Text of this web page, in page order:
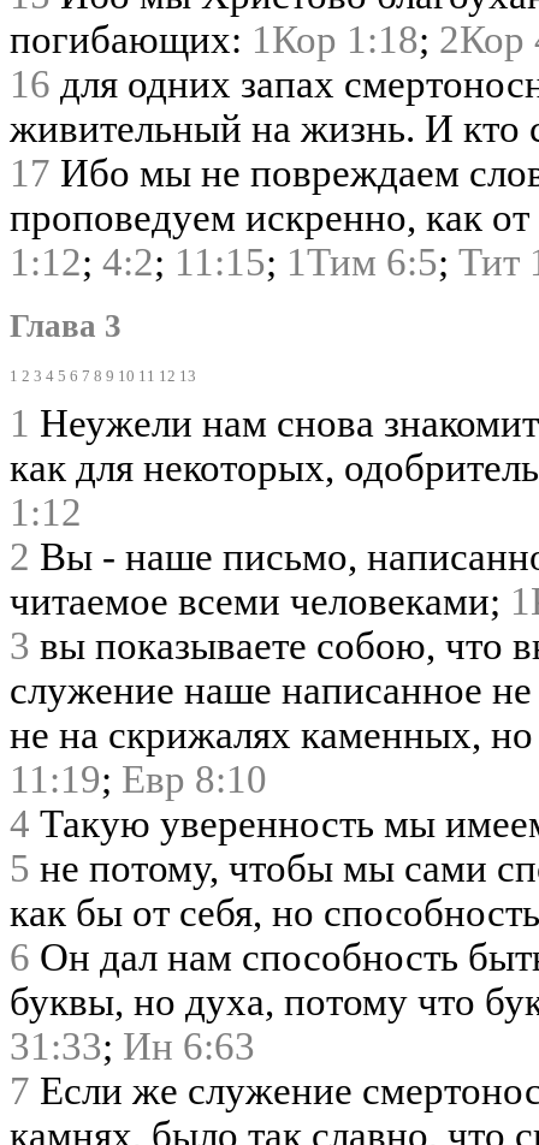
погибающих: 1Кор 1:18; 2Кор
16 для одних запах
живительный на жизнь. И кто
17 Ибо мы не повреждаем
проповедуем искренно, как
1:12; 4:2; 11:15; 1Тим 6:5; Тит
Глава 3
1 2 3 4 5 6 7 8 9 10 11 12 13
1 Неужели нам снова
как для некоторых,
1:12
2 Вы - наше письмо,
читаемое всеми человеками;
3 вы показываете собою, что
служение наше написанное
не на скрижалях каменных,
11:19; Евр 8:10
4 Такую уверенность мы
5 не потому, чтобы мы сами
как бы от себя, но
6 Он дал нам способность
буквы, но духа, потому что
31:33; Ин 6:63
7 Если же служение
камнях, было так славно, что